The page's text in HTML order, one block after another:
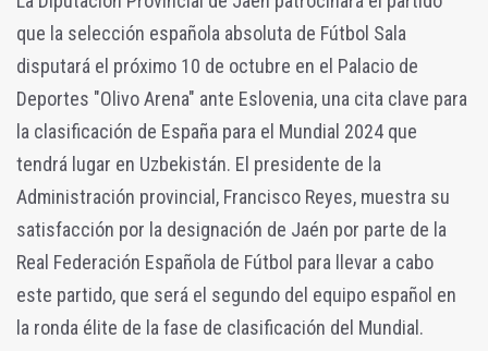
que la selección española absoluta de Fútbol Sala
disputará el próximo 10 de octubre en el Palacio de
Deportes "Olivo Arena" ante Eslovenia, una cita clave para
la clasificación de España para el Mundial 2024 que
tendrá lugar en Uzbekistán. El presidente de la
Administración provincial, Francisco Reyes, muestra su
satisfacción por la designación de Jaén por parte de la
Real Federación Española de Fútbol para llevar a cabo
este partido, que será el segundo del equipo español en
la ronda élite de la fase de clasificación del Mundial.